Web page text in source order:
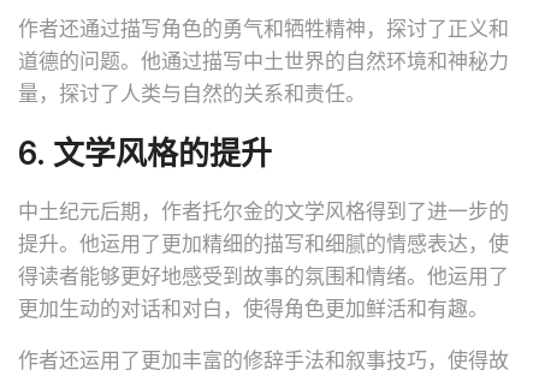
作者还通过描写角色的勇气和牺牲精神，探讨了正义和
道德的问题。他通过描写中土世界的自然环境和神秘力
量，探讨了人类与自然的关系和责任。
6. 文学风格的提升
中土纪元后期，作者托尔金的文学风格得到了进一步的
提升。他运用了更加精细的描写和细腻的情感表达，使
得读者能够更好地感受到故事的氛围和情绪。他运用了
更加生动的对话和对白，使得角色更加鲜活和有趣。
作者还运用了更加丰富的修辞手法和叙事技巧，使得故